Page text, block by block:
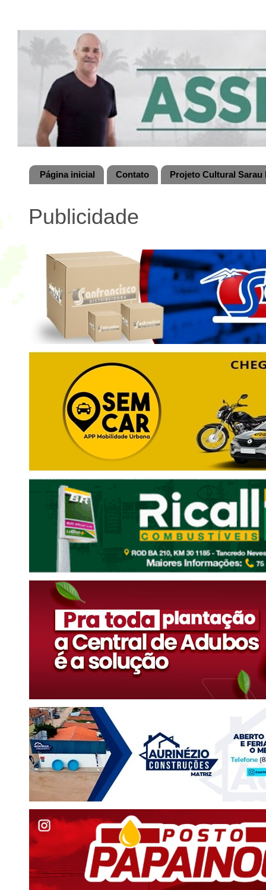
Página inicial Contato Projeto Cultural
Publicidade